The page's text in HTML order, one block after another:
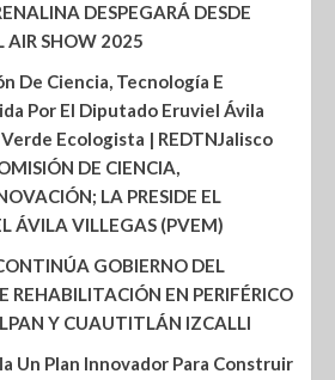
DESPEGARÁ DESDE
AIR SHOW 2025
De Ciencia, Tecnología E
Por El Diputado Eruviel Ávila
Ecologista | REDTNJalisco
DE CIENCIA,
LA PRESIDE EL
ÁVILA VILLEGAS (PVEM)
GOBIERNO DEL
REHABILITACIÓN EN PERIFÉRICO
Y CUAUTITLÁN IZCALLI
Un Plan Innovador Para Construir